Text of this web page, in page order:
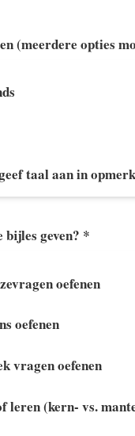
(meerdere opties
taal aan in
geven? *
oefenen
oefenen
vragen oefenen
leren (kern- vs.